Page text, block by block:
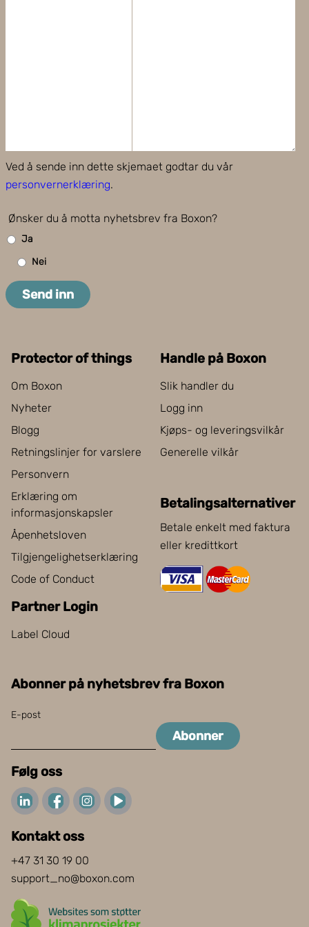
Ved å sende inn dette skjemaet godtar du vår
personvernerklæring.
Ønsker du å motta nyhetsbrev fra Boxon?
Ja
Nei
Send inn
Protector of things
Om Boxon
Nyheter
Blogg
Retningslinjer for varslere
Personvern
Erklæring om
informasjonskapsler
Åpenhetsloven
Tilgjengelighetserklæring
Code of Conduct
Partner Login
Label Cloud
Handle på Boxon
Slik handler du
Logg inn
Kjøps- og leveringsvilkår
Generelle vilkår
Betalingsalternativer
Betale enkelt med faktura
eller kredittkort
Abonner på nyhetsbrev fra Boxon
E-post
Abonner
Følg oss
Kontakt oss
+47 31 30 19 00
support_no@boxon.com